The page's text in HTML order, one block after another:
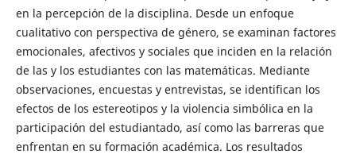
en la percepción de la disciplina. Desde un enfoque
cualitativo con perspectiva de género, se examinan factores
emocionales, afectivos y sociales que inciden en la relación
de las y los estudiantes con las matemáticas. Mediante
observaciones, encuestas y entrevistas, se identifican los
efectos de los estereotipos y la violencia simbólica en la
participación del estudiantado, así como las barreras que
enfrentan en su formación académica. Los resultados